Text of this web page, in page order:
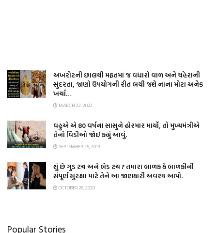
અખરોટની છાલથી મફતમાં જ વધારો વાળ અને ચહેરાની
સુંદરતા, જાણો ઉપયોગની રીત બચી જશે નાના મોટા અનેક
ખર્ચા…
MARCH 22, 2022
વહુએ એ 80 વર્ષના સાસુને ઢોરમાર માર્યો, તો મુખ્યમંત્રીએ
તેનો વિડીઓ જોઈ કહ્યું આવું.
SEPTEMBER 26, 2019
શું છે ગુડ ટચ અને બેડ ટચ ? તમારા બાળક કે બાળકીની
સંપૂર્ણ સુરક્ષા માટે તેને આ જાણકારી અવશ્ય આપો.
OCTOBER 28, 2020
Popular Stories